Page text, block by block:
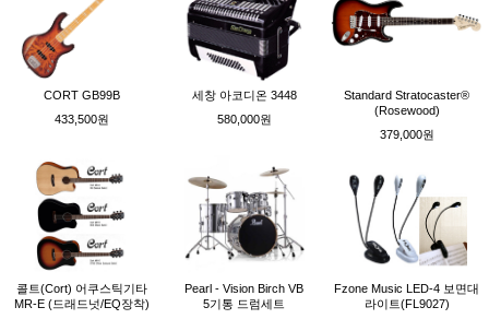
CORT GB99B
433,500원
세창 아코디온 3448
580,000원
Standard Stratocaster®
(Rosewood)
379,000원
콜트(Cort) 어쿠스틱기타
MR-E (드래드넛/EQ장착)
Pearl - Vision Birch VB
5기통 드럼세트
Fzone Music LED-4 보면대
라이트(FL9027)